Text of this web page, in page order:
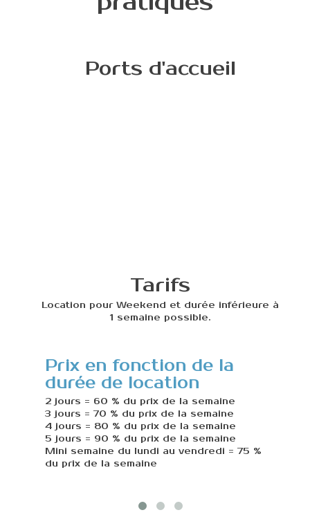
Ports d'accueil
Tarifs
Location pour Weekend et durée inférieure à
1 semaine possible.
Prix en fonction de la
durée de location
2 jours = 60 % du prix de la semaine
3 jours = 70 % du prix de la semaine
4 jours = 80 % du prix de la semaine
5 jours = 90 % du prix de la semaine
Mini semaine du lundi au vendredi = 75 %
du prix de la semaine